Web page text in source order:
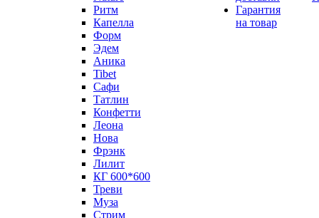
Ритм
Капелла
Форм
Эдем
Аника
Tibet
Сафи
Татлин
Конфетти
Леона
Нова
Фрэнк
Лилит
КГ 600*600
Треви
Муза
Стрим
Гарантия
на товар